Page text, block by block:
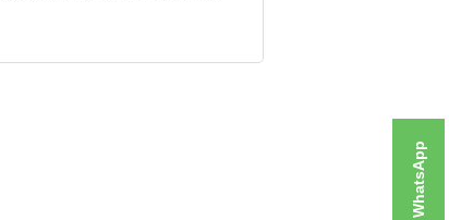
WhatsApp